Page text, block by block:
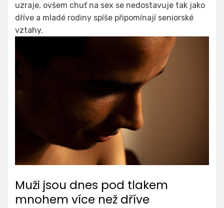
uzraje, ovšem chuť na sex se nedostavuje tak jako
dříve a mladé rodiny spíše připomínají seniorské
vztahy.
Muži jsou dnes pod tlakem
mnohem více než dříve